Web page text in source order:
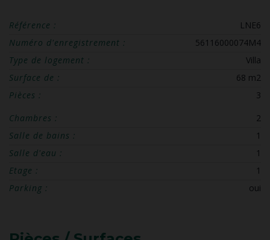
Référence :
LNE6
Numéro d'enregistrement :
56116000074M4
Type de logement :
Villa
Surface de :
68 m2
Pièces :
3
Chambres :
2
Salle de bains :
1
Salle d'eau :
1
Etage :
1
Parking :
oui